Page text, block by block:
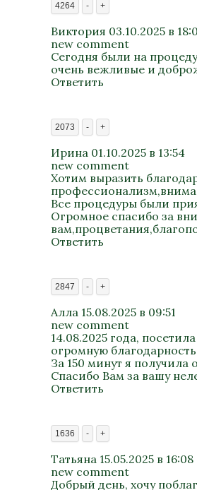
4264 - +
Виктория 03.10.2025 в
new comment
Сегодня были на
очень вежливые и
Ответить
2073 - +
Ирина 01.10.2025 в 13:54
new comment
Хотим выразить
Все процедуры были
Огромное спасибо за
Ответить
2847 - +
Алла 15.08.2025 в 09:51
new comment
14.08.2025 года,
огромную
За 150 минут я
Спасибо Вам за вашу
Ответить
1636 - +
Татьяна 15.05.2025 в 16:08
new comment
Добрый день, хочу